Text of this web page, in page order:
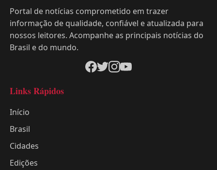
Portal de notícias comprometido em trazer
informação de qualidade, confiável e atualizada para
nossos leitores. Acompanhe as principais notícias do
Brasil e do mundo.
Links Rápidos
Início
Brasil
Cidades
Edições